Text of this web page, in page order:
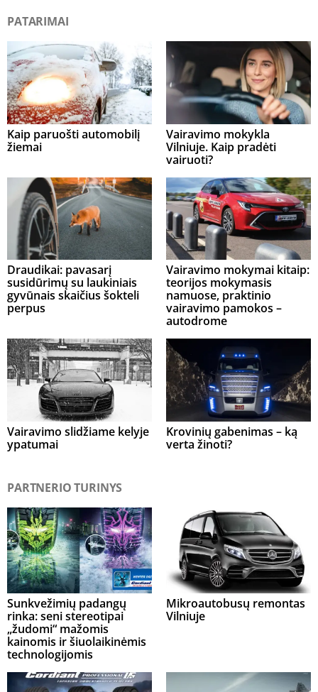
PATARIMAI
Kaip paruošti automobilį
žiemai
Vairavimo mokykla
Vilniuje. Kaip pradėti
vairuoti?
Draudikai: pavasarį
susidūrimų su laukiniais
gyvūnais skaičius šokteli
perpus
Vairavimo mokymai kitaip:
teorijos mokymasis
namuose, praktinio
vairavimo pamokos –
autodrome
Vairavimo slidžiame kelyje
ypatumai
Krovinių gabenimas – ką
verta žinoti?
PARTNERIO TURINYS
Sunkvežimių padangų
rinka: seni stereotipai
„žudomi“ mažomis
kainomis ir šiuolaikinėmis
technologijomis
Mikroautobusų remontas
Vilniuje